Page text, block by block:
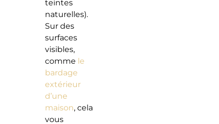
teintes
naturelles).
Sur des
surfaces
visibles,
comme le
bardage
extérieur
d’une
maison, cela
vous